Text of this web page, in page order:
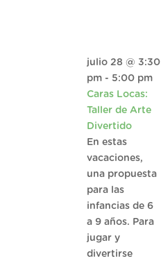
julio 28 @ 3:30
pm - 5:00 pm
Caras Locas:
Taller de Arte
Divertido
En estas
vacaciones,
una propuesta
para las
infancias de 6
a 9 años. Para
jugar y
divertirse